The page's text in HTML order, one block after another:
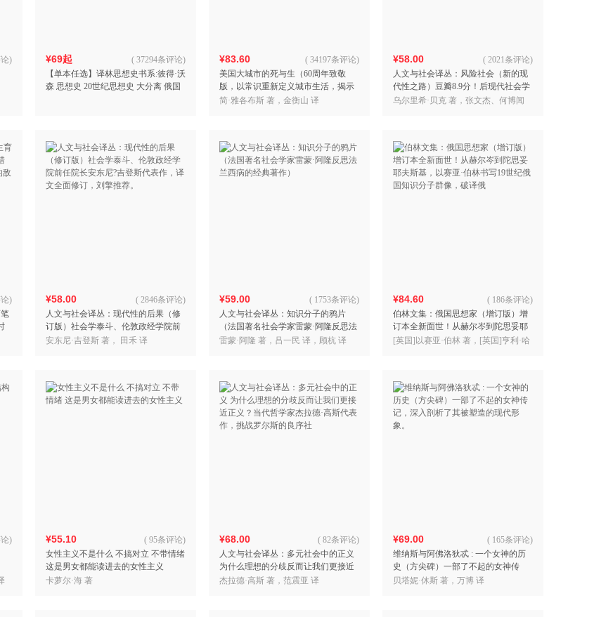
手机通讯
数码影音
家用电器
) ¥69起
【单本任选】译林思想史书系:彼得·沃
森 思想史 20世纪思想史 大分离 俄国
( 37294条评论) ¥83.60
美国大城市的死与生（60周年致敬
版，以常识重新定义城市生活，揭示
现代城市规划歧途的传世经典，豆瓣
( 34197条评论)
简·雅各布斯 著，金衡山 译
¥58.00
人文与社会译丛：风险社会（新的现
代性之路）豆瓣8.9分！后现代社会学
理论的杰出代表作！揭露“风险真
( 2021条评论)
乌尔里希·贝克 著，张文杰、何博闻
) ¥58.00
人文与社会译丛：现代性的后果（修
订版）社会学泰斗、伦敦政经学院前
任院长安东尼?吉登斯代表作，译文全
( 2846条评论)
安东尼·吉登斯 著， 田禾 译
¥59.00
人文与社会译丛：知识分子的鸦片
（法国著名社会学家雷蒙·阿隆反思法
兰西病的经典著作）
( 1753条评论)
雷蒙·阿隆 著，吕一民 译，顾杭 译
¥84.60
伯林文集：俄国思想家（增订版）增
订本全新面世！从赫尔岑到陀思妥耶
夫斯基，以赛亚·伯林书写19世纪俄国
( 186条评论)
[英国]以赛亚·伯林 著，[英国]亨利·哈
) ¥55.10
女性主义不是什么 不搞对立 不带情绪
这是男女都能读进去的女性主义
( 95条评论)
卡萝尔·海 著
¥68.00
人文与社会译丛：多元社会中的正义
为什么理想的分歧反而让我们更接近
正义？当代哲学家杰拉德·高斯代表
( 82条评论)
杰拉德·高斯 著，范震亚 译
¥69.00
维纳斯与阿佛洛狄忒 : 一个女神的历
史（方尖碑）一部了不起的女神传
记，深入剖析了其被塑造的现代形
( 165条评论)
贝塔妮·休斯 著，万博 译